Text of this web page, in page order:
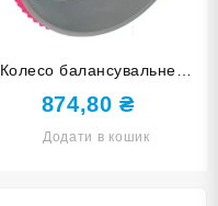
Колесо балансувальне
КІЛЬЦЕ для йоги рожеве
O1-YY-rose red
874,80₴
Додати в кошик